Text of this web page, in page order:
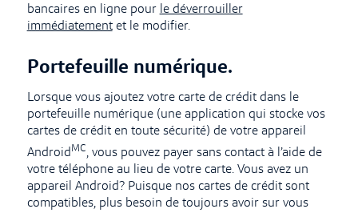
bancaires en ligne pour le déverrouiller
immédiatementet le modifier.
Portefeuille numérique.
Lorsque vous ajoutez votre carte de crédit dans le
portefeuille numérique (une application qui stocke vos
cartes de crédit en toute sécurité) de votre appareil
Android MC, vous pouvez payer sans contact à l’aide de
votre téléphone au lieu de votre carte. Vous avez un
appareil Android? Puisque nos cartes de crédit sont
compatibles, plus besoin de toujours avoir sur vous